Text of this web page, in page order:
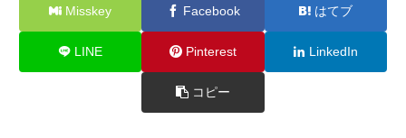
Misskey Facebook はてブ
LINE Pinterest LinkedIn
コピー